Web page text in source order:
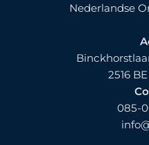
Nederlandse
2516
085-